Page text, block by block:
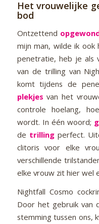
Het vrouwelijke
bod
Ontzettend
mijn man, wilde ik ook
penetratie, heb je als
van de trilling van
komt tijdens de
plekjes van het
controle hoelang,
wordt. In één woord;
de trillingperfect.
clitoris voor elke
verschillende
elke vrouw zit hier wel
Nightfall Cosmo
Door het gebruik van
stemming tussen ons,